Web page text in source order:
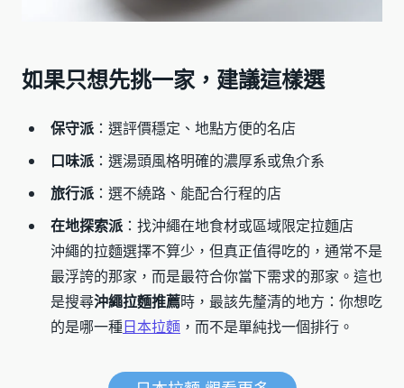
如果只想先挑一家，建議這樣選
保守派 ：選評價穩定、地點方便的名店
口味派 ：選湯頭風格明確的濃厚系或魚介系
旅行派 ：選不繞路、能配合行程的店
在地探索派 ：找沖繩在地食材或區域限定拉麵店
沖繩的拉麵選擇不算少，但真正值得吃的，通常不是
最浮誇的那家，而是最符合你當下需求的那家。這也
是搜尋沖繩拉麵推薦時，最該先釐清的地方：你想吃
的是哪一種日本拉麵 ，而不是單純找一個排行。